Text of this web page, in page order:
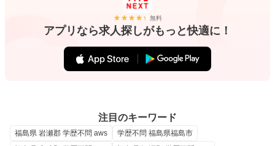
無料
アプリなら求人探しがもっと快適に！
注目のキーワード
福島県 岩瀬郡 学歴不問 aws
学歴不問 福島県福島市